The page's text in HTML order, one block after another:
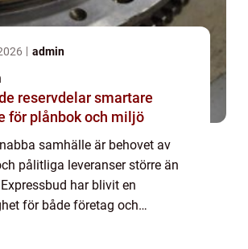
admin
smartare
för plånbok och miljö
samhälle är behovet av
pålitliga leveranser större än
har blivit en
för både företag och